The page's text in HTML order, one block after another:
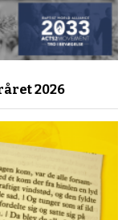
2026